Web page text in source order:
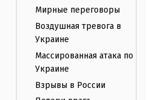
Мирные переговоры
Воздушная тревога в
Украине
Массированная атака по
Украине
Взрывы в России